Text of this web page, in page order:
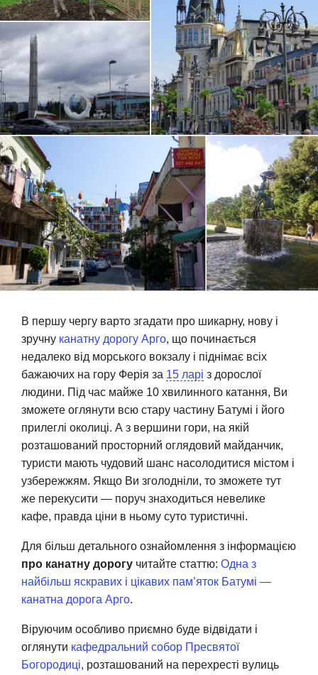
В першу чергу варто згадати про шикарну, нову і
зручну канатну дорогу Арго, що починається
недалеко від морського вокзалу і піднімає всіх
бажаючих на гору Ферія за 15 ларі з дорослої
людини. Під час майже 10 хвилинного катання, Ви
зможете оглянути всю стару частину Батумі і його
прилеглі околиці. А з вершини гори, на якій
розташований просторний оглядовий майданчик,
туристи мають чудовий шанс насолодитися містом і
узбережжям. Якщо Ви зголодніли, то зможете тут
же перекусити — поруч знаходиться невелике
кафе, правда ціни в ньому суто туристичні.
Для більш детального ознайомлення з інформацією
про канатну дорогу читайте статтю: Одна з
найбільш яскравих і цікавих пам’яток Батумі —
канатна дорога Арго.
Віруючим особливо приємно буде відвідати і
оглянути кафедральний собор Пресвятої
Богородиці, розташований на перехресті вулиць